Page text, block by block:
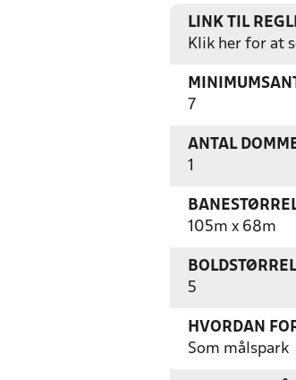
LINK TIL
Klik her for at
7
ANTAL
1
105m x 68m
5
HVORDAN
Som målspark